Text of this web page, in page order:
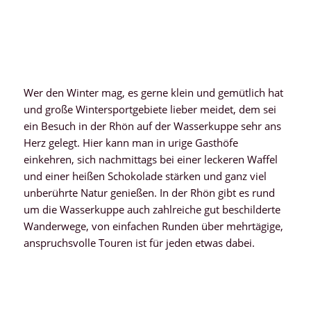
Wer den Winter mag, es gerne klein und gemütlich hat
und große Wintersportgebiete lieber meidet, dem sei
ein Besuch in der Rhön auf der Wasserkuppe sehr ans
Herz gelegt. Hier kann man in urige Gasthöfe
einkehren, sich nachmittags bei einer leckeren Waffel
und einer heißen Schokolade stärken und ganz viel
unberührte Natur genießen. In der Rhön gibt es rund
um die Wasserkuppe auch zahlreiche gut beschilderte
Wanderwege, von einfachen Runden über mehrtägige,
anspruchsvolle Touren ist für jeden etwas dabei.